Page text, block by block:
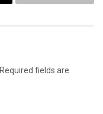
Required fields are